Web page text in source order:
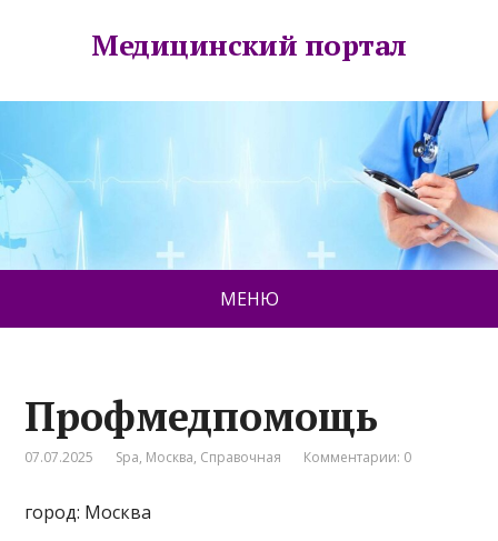
Медицинский портал
МЕНЮ
Профмедпомощь
07.07.2025 Spa, Москва, Справочная Комментарии: 0
город: Москва